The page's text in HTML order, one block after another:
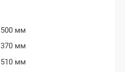
500 мм
370 мм
510 мм